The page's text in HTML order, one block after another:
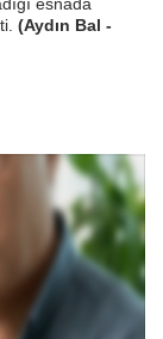
(Aydın Bal -